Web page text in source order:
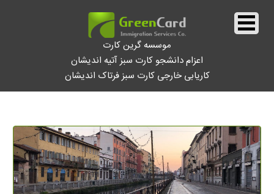
موسسه گرین کارت
اعزام دانشجو کارت سبز آتیه اندیشان
کاریابی خارجی کارت سبز فرتاک اندیشان
||تحصیل در ایتالیا||